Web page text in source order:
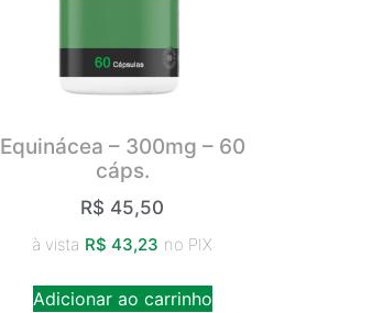
Equinácea – 300mg – 60
cáps.
R$ 45,50
à vista R$ 43,23 no PIX
Adicionar ao carrinho